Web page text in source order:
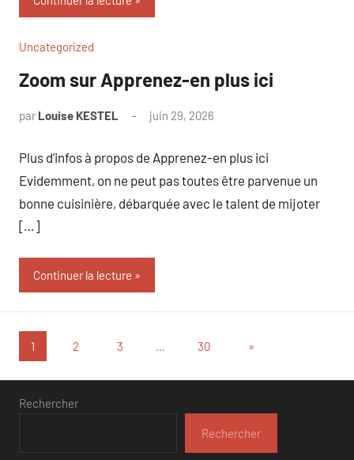
Uncategorized
Zoom sur Apprenez-en plus ici
par Louise KESTEL juin 29, 2026
Plus d’infos à propos de Apprenez-en plus ici
Evidemment, on ne peut pas toutes être parvenue un
bonne cuisinière, débarquée avec le talent de mijoter
[…]
Continuer la lecture
Pagination
des
publications
1 2 3 … 30
Articles
»
Rechercher
Rechercher